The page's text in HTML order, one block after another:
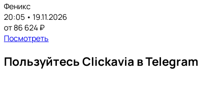
Феникс
20:05 • 19.11.2026
от 86 624 ₽
Посмотреть
Пользуйтесь Clickavia в Telegram